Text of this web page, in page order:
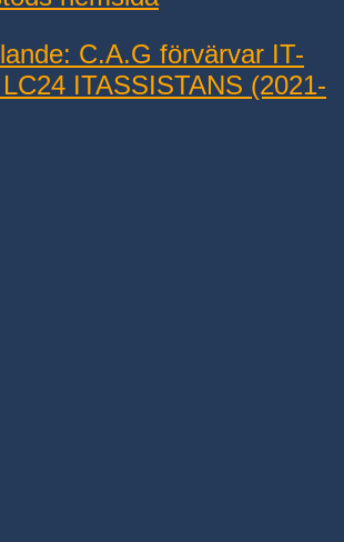
C.A.G förvärvar IT-
ITASSISTANS (2021-